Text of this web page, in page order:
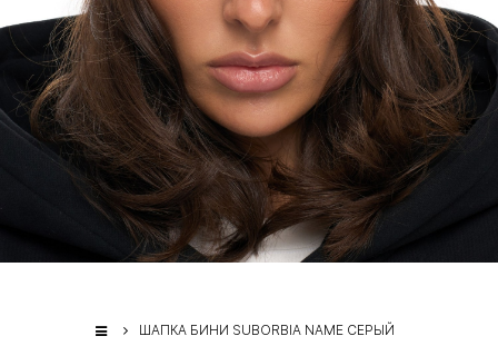
ШАПКА БИНИ SUBORBIA NAME СЕРЫЙ